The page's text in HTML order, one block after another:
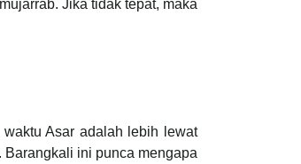
Jika tidak tepat, maka
Asar adalah lebih lewat
ini punca mengapa